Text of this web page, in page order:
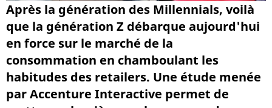
Après la génération des Millennials, voilà
que la génération Z débarque aujourd'hui
en force sur le marché de la
consommation en chamboulant les
habitudes des retailers. Une étude menée
par Accenture Interactive permet de